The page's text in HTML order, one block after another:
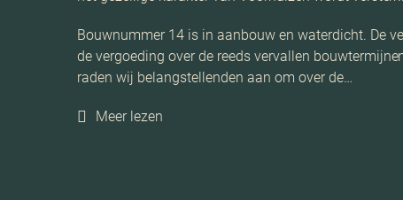
Bouwnummer 14 is in aanbouw en waterdicht. De
de vergoeding over de reeds vervallen
raden wij belangstellenden aan om over de…
Meer lezen